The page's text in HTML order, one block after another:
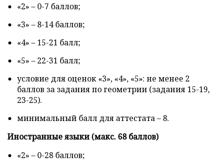
«2» – 0-7 баллов;
«3» – 8-14 баллов;
«4» – 15-21 балл;
«5» – 22-31 балл;
условие для оценок «3», «4», «5»: не менее 2
баллов за задания по геометрии (задания 15-19,
23-25).
минимальный балл для аттестата – 8.
Иностранные языки (макс. 68 баллов)
«2» – 0-28 баллов;